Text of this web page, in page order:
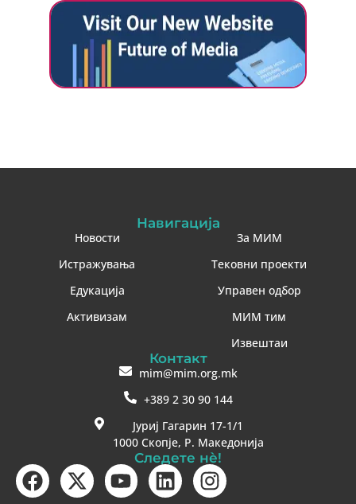
Навигација
Новости
Истражувања
Едукација
Активизам
За МИМ
Тековни проекти
Управен одбор
МИМ тим
Извештаи
Контакт
mim@mim.org.mk
+389 2 30 90 144
Јуриј Гагарин 17-1/1
1000 Скопје, Р. Македонија
Следете нè!